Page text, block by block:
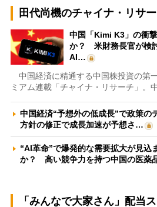
田代尚機のチャイナ・リサ
中国「Kimi K3」の衝
か？ 米財務長官が検
AI…
中国経済に精通する中国株投資の第
ミアム連載「チャイナ・リサーチ」。
中国経済“予想外の低成長”で政策
方針の修正で成長加速が予想さ…
“AI革命”で爆発的な需要拡大が見込
か？ 高い競争力を持つ中国の医薬
「みんなで大家さん」配当